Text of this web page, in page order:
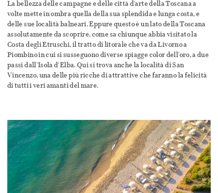
La bellezza delle campagne e delle città d'arte della Toscana a
volte mette in ombra quella della sua splendida e lunga costa, e
delle sue località balneari. Eppure questo è un lato della Toscana
assolutamente da scoprire, come sa chiunque abbia visitato la
Costa degli Etruschi, il tratto di litorale che va da Livorno a
Piombino in cui si susseguono diverse spiagge color dell'oro, a due
passi dall'Isola d'Elba. Qui si trova anche la località di San
Vincenzo, una delle più ricche di attrattive che faranno la felicità
di tutti i veri amanti del mare.